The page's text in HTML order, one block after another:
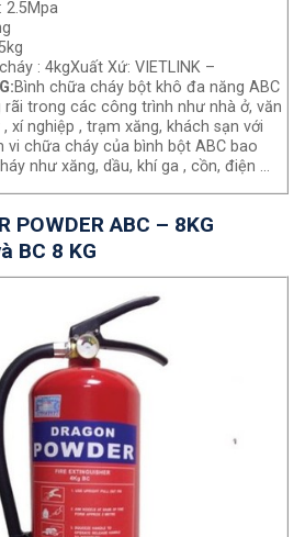
2.5Mpa
: 4kgXuất Xứ: VIETLINK –
Bình chữa cháy bột khô đa năng ABC
trong các công trình như nhà ở, văn
xí nghiệp , trạm xăng, khách sạn với
vi chữa cháy của bình bột ABC bao
như xăng, dầu, khí ga , cồn, điện …
POWDER ABC – 8KG
BC 8 KG